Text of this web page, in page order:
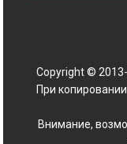
Copyright ©
При
Внимание,